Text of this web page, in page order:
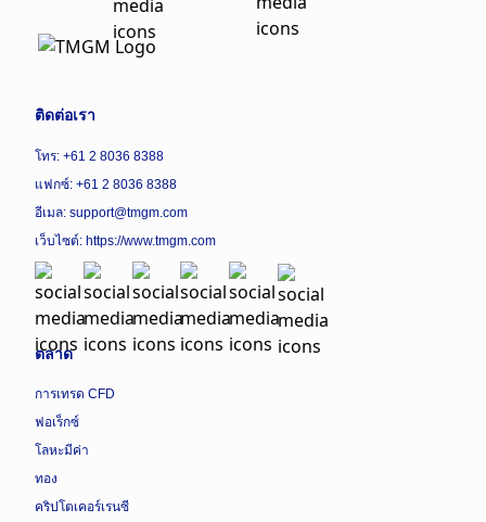
ติดต่อเรา
โทร: +61 2 8036 8388
แฟกซ์: +61 2 8036 8388
อีเมล: support@tmgm.com
เว็บไซต์: https://www.tmgm.com
ตลาด
การเทรด CFD
ฟอเร็กซ์
โลหะมีค่า
ทอง
คริปโตเคอร์เรนซี